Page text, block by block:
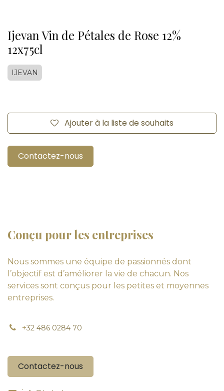
Ijevan Vin de Pétales de Rose 12%
12x75cl
IJEVAN
Ajouter à la liste de souhaits
Contactez-nous
Conçu pour les entreprises
Nous sommes une équipe de passionnés dont
l’objectif est d’améliorer la vie de chacun. Nos
services sont conçus pour les petites et moyennes
entreprises.
+32 486 0284 70
Contactez-nous